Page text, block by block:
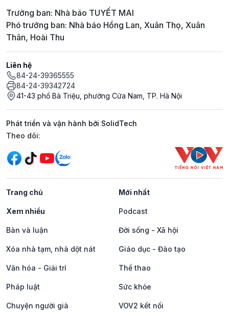
Trưởng ban: Nhà báo TUYẾT MAI
Phó trưởng ban: Nhà báo Hồng Lan, Xuân Thọ, Xuân
Thân, Hoài Thu
Liên hệ
84-24-39365555
84-24-39342724
41-43 phố Bà Triệu, phường Cửa Nam, TP. Hà Nội
Phát triển và vận hành bởi SolidTech
Mạng xã hội
Theo dõi:
Trang chủ Mới nhất
Xem nhiều Podcast
Bàn và luận Đời sống - Xã hội
Xóa nhà tạm, nhà dột nát Giáo dục - Đào tạo
Văn hóa - Giải trí Thể thao
Pháp luật Sức khỏe
Chuyện người già VOV2 kết nối